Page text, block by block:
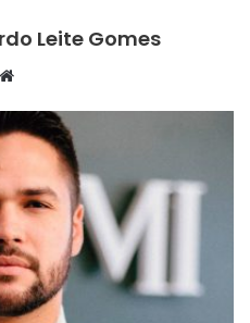
Leite Gomes
b
t
e